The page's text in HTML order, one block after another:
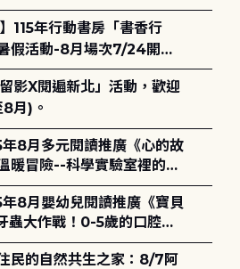
假活動-8月場次7/24開始
月)。
年8月多元閱讀推廣《心的故
暖冒險--科學實驗室裡的放
年8月嬰幼兒閱讀推廣《寶貝
蟲大作戰！0-5歲的口腔照
民的自然共生之家：8/7阿